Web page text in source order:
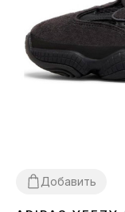
Добавить